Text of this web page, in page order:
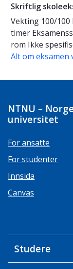
Skriftlig
Vekting 100/100
timer
rom Ikke
Alt om eksamen
NTNU –
universitet
For ansatte
For studenter
Innsida
Canvas
Studere